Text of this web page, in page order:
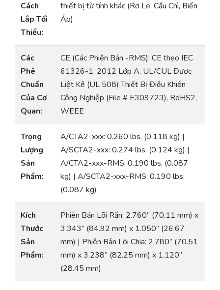
Cách
Lắp Tối
Thiểu:
thiết bị từ tính khác (Rơ Le, Cầu Chì, Biến
Áp)
Các
Phê
Chuẩn
Của Cơ
Quan:
CE (Các Phiên Bản -RMS): CE theo IEC
61326-1: 2012 Lớp A, UL/CUL Được
Liệt Kê (UL 508) Thiết Bị Điều Khiển
Công Nghiệp (File # E309723), RoHS2,
WEEE
Trọng
Lượng
Sản
Phẩm:
A/CTA2-xxx: 0.260 lbs. (0.118 kg) |
A/SCTA2-xxx: 0.274 lbs. (0.124 kg) |
A/CTA2-xxx-RMS: 0.190 lbs. (0.087
kg) | A/SCTA2-xxx-RMS: 0.190 lbs.
(0.087 kg)
Kích
Thước
Sản
Phẩm:
Phiên Bản Lõi Rắn: 2.760” (70.11 mm) x
3.343” (84.92 mm) x 1.050” (26.67
mm) | Phiên Bản Lõi Chia: 2.780” (70.51
mm) x 3.238” (82.25 mm) x 1.120”
(28.45 mm)